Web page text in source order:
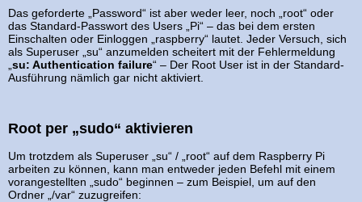
Das geforderte „Password“ ist aber weder leer, noch „root“ oder
das Standard-Passwort des Users „Pi“ – das bei dem ersten
Einschalten oder Einloggen „raspberry“ lautet. Jeder Versuch, sich
als Superuser „su“ anzumelden scheitert mit der Fehlermeldung
su: Authentication failure“ – Der Root User ist in der Standard-
Ausführung nämlich gar nicht aktiviert.
Root per „sudo“ aktivieren
Um trotzdem als Superuser „su“ / „root“ auf dem Raspberry Pi
arbeiten zu können, kann man entweder jeden Befehl mit einem
vorangestellten „sudo“ beginnen – zum Beispiel, um auf den
Ordner „/var“ zuzugreifen: